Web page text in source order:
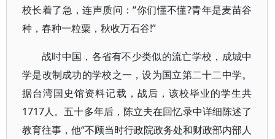
校长着了急，连声质问：“你们懂不懂?青年是麦苗谷
种，春种一粒粟，秋收万石谷!”
战时中国，各省有不少类似的流亡学校，成城中
学是改制成功的学校之一，设为国立第二十二中学。
据台湾国史馆资料记载，战后，该校毕业的学生共
1717人。五十多年后，陈立夫在回忆录中详细陈述了
教育往事，他“不顾当时行政院政务处和财政部内部人